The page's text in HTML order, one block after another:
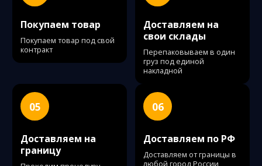
Покупаем товар
Покупаем товар под свой
контракт
Доставляем на
свои склады
Перепаковываем в один
груз под единой
накладной
05
Доставляем на
границу
06
Доставляем по РФ
Доставляем от границы в
любой город России